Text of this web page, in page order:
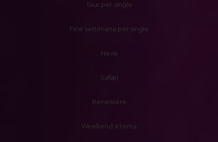
Tour per single
Fine settimana per single
Neve
Safari
Benessere
Weekend a tema